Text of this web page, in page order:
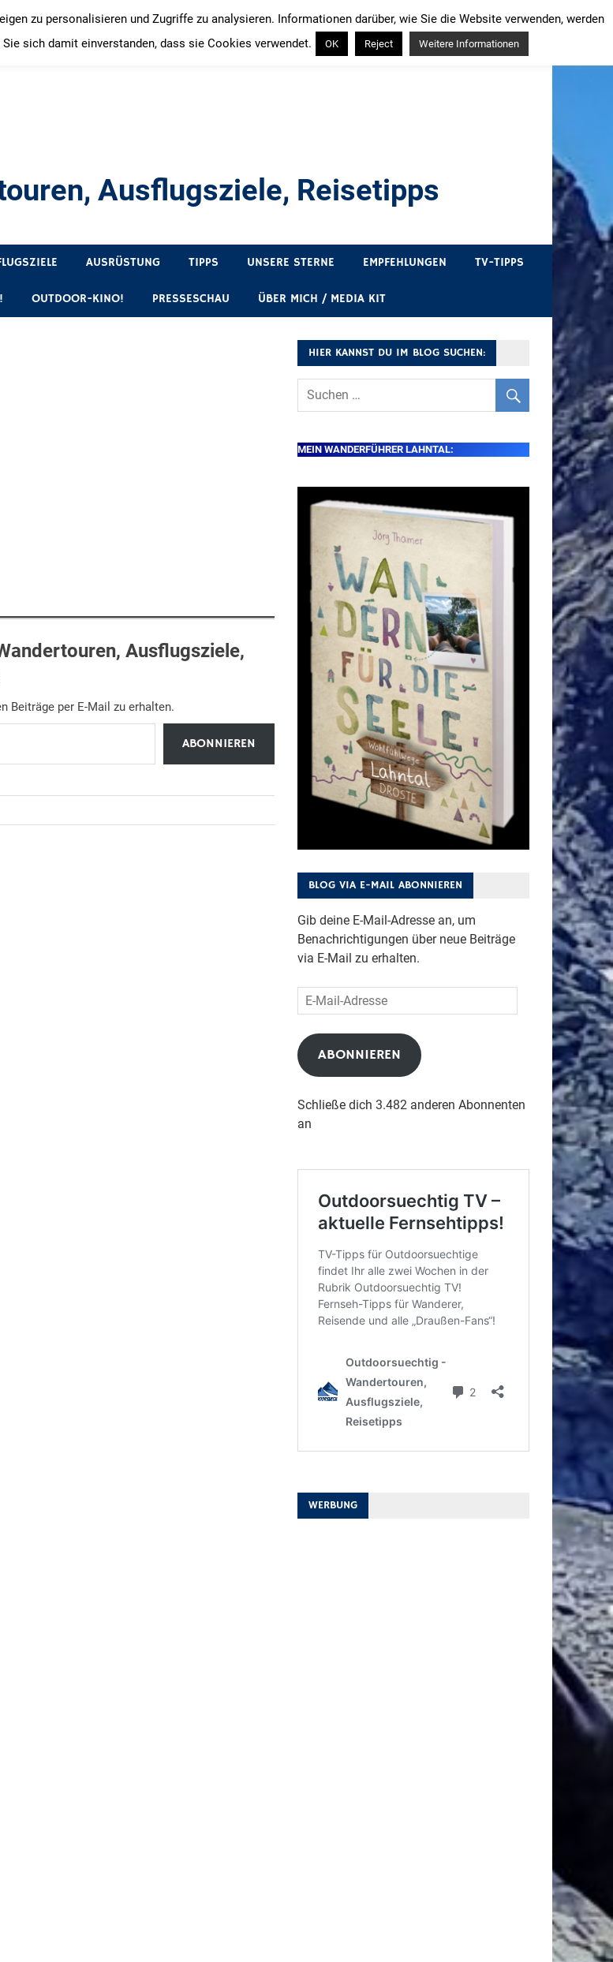
Ausflugsziele, Reisetipps
AUSRÜSTUNG TIPPS UNSERE STERNE EMPFEHLUNGEN TV-TIPPS
OUTDOOR-KINO! PRESSESCHAU ÜBER MICH / MEDIA KIT
Ausflugsziele,
Beiträge per E-Mail zu erhalten.
ABONNIEREN
HIER KANNST DU IM BLOG SUCHEN:
MEIN WANDERFÜHRER LAHNTAL:
BLOG VIA E-MAIL ABONNIEREN
Gib deine E-Mail-Adresse an, um
Benachrichtigungen über neue Beiträge
via E-Mail zu erhalten.
E-
Mail-
Adresse
ABONNIEREN
Schließe dich 3.482 anderen Abonnenten
an
WERBUNG
zu personalisieren und Zugriffe zu analysieren. Informationen darüber, wie Sie die Website verwenden, werden
sich damit einverstanden, dass sie Cookies verwendet.
OK Reject Weitere Informationen